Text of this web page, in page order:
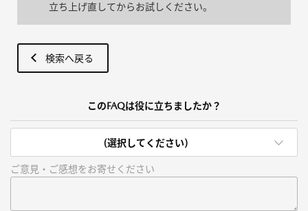
立ち上げ直してからお試しください。
検索へ戻る
このFAQは役に立ちましたか？
(選択してください)
ご意見・ご感想をお寄せください